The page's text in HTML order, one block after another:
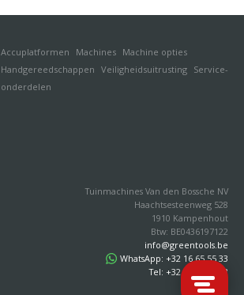
Accuplatformen Machines Machine opties
Handgereedschappen Veiligheidsuitrusting Service-
onderdelen
Tuinmachines Van den Bossche NV
Haachtsesteenweg 528
1910 Kampenhout
Btw: BE0436197122
info@greentools.be
WhatsApp: +32 16 65 55 33
Tel: +32 16 65 55 33